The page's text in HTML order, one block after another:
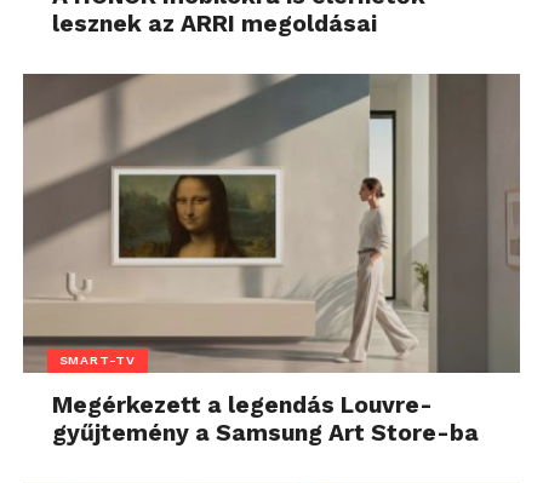
lesznek az ARRI megoldásai
SMART-TV
Megérkezett a legendás Louvre-
gyűjtemény a Samsung Art Store-ba